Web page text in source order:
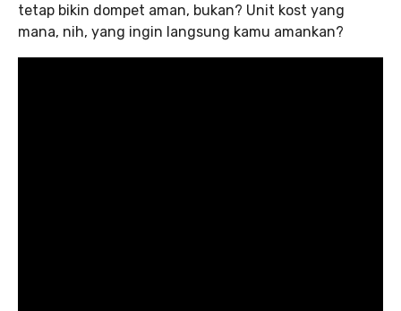
tetap bikin dompet aman, bukan? Unit kost yang
mana, nih, yang ingin langsung kamu amankan?